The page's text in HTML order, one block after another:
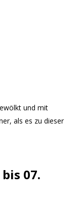
und mit
als es zu dieser
07.